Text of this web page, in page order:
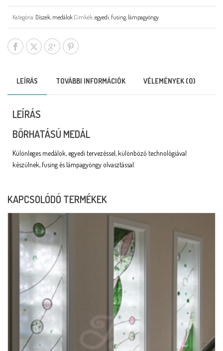
Kategória: Díszek, medálok Címkék:egyedi, fusing, lámpagyöngy
LEÍRÁS TOVÁBBI INFORMÁCIÓK VÉLEMÉNYEK (0)
LEÍRÁS
BŐRHATÁSÚ MEDÁL
Különleges medálok, egyedi tervezéssel, különböző technológiával
készülnek, fusing és lámpagyöngy olvasztással.
KAPCSOLÓDÓ TERMÉKEK